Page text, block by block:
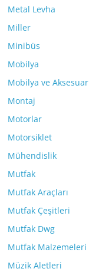
Metal Levha
Miller
Minibüs
Mobilya
Mobilya ve Aksesuar
Montaj
Motorlar
Motorsiklet
Mühendislik
Mutfak
Mutfak Araçları
Mutfak Çeşitleri
Mutfak Dwg
Mutfak Malzemeleri
Müzik Aletleri